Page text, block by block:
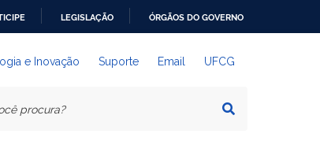
LEGISLAÇÃO ÓRGÃOS DO GOVERNO
e Inovação Suporte Email UFCG